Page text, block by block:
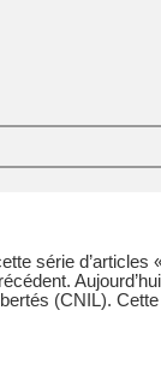
série d’articles
(CNIL).